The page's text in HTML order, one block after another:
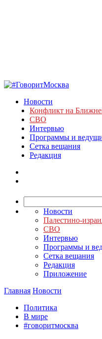
Новости
Конфликт на
СВО
Интервью
Программы и
Сетка вещания
Редакция
Новости
Палестино-
СВО
Интервью
Программы и
Сетка вещания
Редакция
Приложение
Главная Новости
Политика
В мире
#говоритмосква